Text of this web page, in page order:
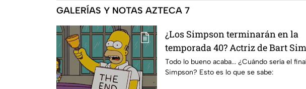
GALERÍAS Y NOTAS AZTECA 7
¿Los Simpson terminarán en la
temporada 40? Actriz de Bart
da IMPACTANTE declaración
Todo lo bueno acaba... ¿Cuándo sería el
Simpson? Esto es lo que se sabe: